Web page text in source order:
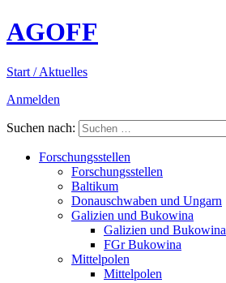
AGOFF
Start / Aktuelles
Anmelden
Suchen nach:
Forschungsstellen
Forschungsstellen
Baltikum
Donauschwaben und Ungarn
Galizien und Bukowina
Galizien und Bukowina
FGr Bukowina
Mittelpolen
Mittelpolen